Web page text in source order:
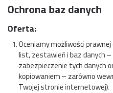
Ochrona baz danych
Oferta:
Oceniamy możliwości
list, zestawień i baz danych
zabezpieczenie tych danych
kopiowaniem – zarówno
Twojej stronie internetowej).